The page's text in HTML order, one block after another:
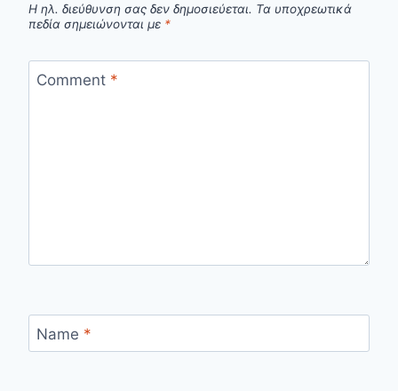
Η ηλ. διεύθυνση σας δεν δημοσιεύεται. Τα υποχρεωτικά
πεδία σημειώνονται με *
Comment *
Name *